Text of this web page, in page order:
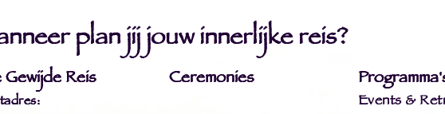
plan jij jouw innerlijke reis?
Reis Ceremonies
Events &